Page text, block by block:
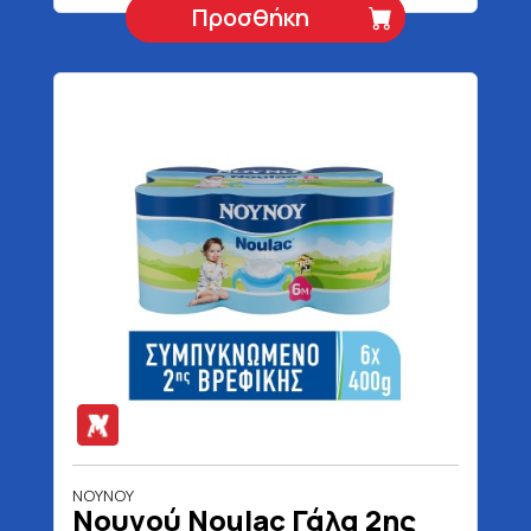
Προσθήκη
ΝΟΥΝΟΥ
Νουνού Noulac Γάλα 2ης